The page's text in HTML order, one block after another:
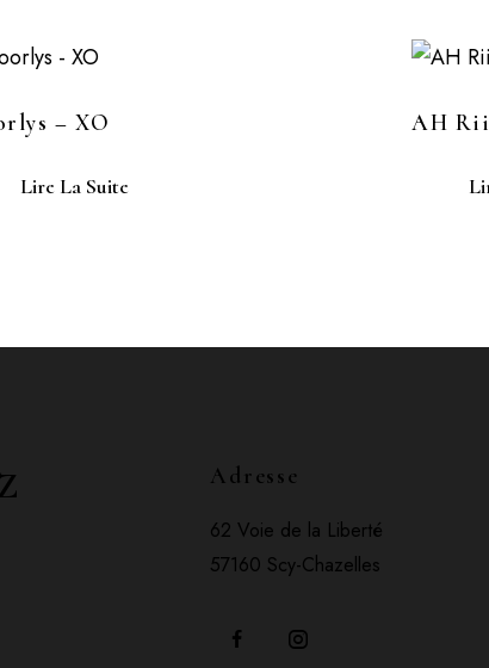
– XO
Lire La Suite
AH
Adresse
62 Voie de la Liberté
57160 Scy-Chazelles